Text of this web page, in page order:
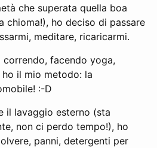
che superata quella boa
chioma!), ho deciso di passare
meditare, ricaricarmi.
facendo yoga,
il mio metodo: la
:-D
il lavaggio esterno (sta
non ci perdo tempo!), ho
panni, detergenti per